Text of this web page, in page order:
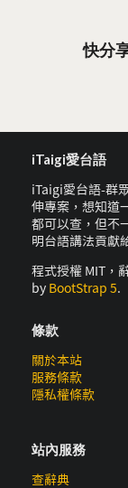
快分
iTaigi愛台語
iTaigi愛台語-群
伸專案，想知道
都可以查，但不
明台語講法貢獻
程式授權 MIT，
by BootStrap 5.
條款
關於本站
服務條款
隱私權條款
站內服務
查辭典